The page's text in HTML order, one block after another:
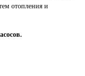
отопления и